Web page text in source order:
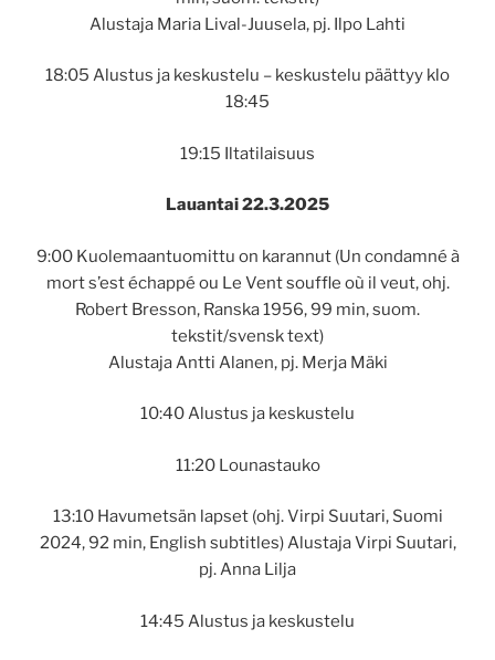
Alustaja Maria Lival-Juusela, pj. Ilpo Lahti
18:05 Alustus ja keskustelu – keskustelu päättyy klo
18:45
19:15 Iltatilaisuus
Lauantai 22.3.2025
9:00 Kuolemaantuomittu on karannut (Un condamné à
mort s’est échappé ou Le Vent souffle où il veut, ohj.
Robert Bresson, Ranska 1956, 99 min, suom.
tekstit/svensk text)
Alustaja Antti Alanen, pj. Merja Mäki
10:40 Alustus ja keskustelu
11:20 Lounastauko
13:10 Havumetsän lapset (ohj. Virpi Suutari, Suomi
2024, 92 min, English subtitles) Alustaja Virpi Suutari,
pj. Anna Lilja
14:45 Alustus ja keskustelu